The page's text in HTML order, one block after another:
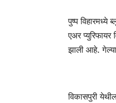
पुष्प विहारमध्ये
एअर
झाली आहे.
विकासपुरी